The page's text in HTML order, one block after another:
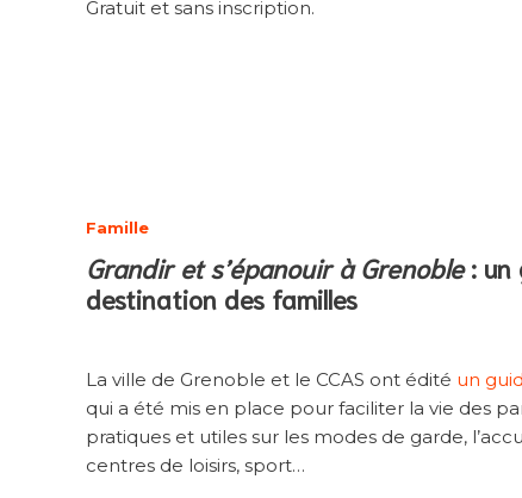
Gratuit et sans inscription.
Famille
Grandir et s’épanouir à Grenoble: un
destination des familles
La ville de Grenoble et le CCAS ont édité un
qui a été mis en place pour faciliter la vie des
pratiques et utiles sur les modes de garde,
centres de loisirs, sport…